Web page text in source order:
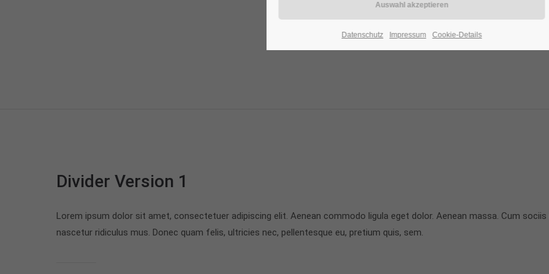
Divider Version 1
Lorem ipsum dolor sit amet, consectetuer adipiscing elit. Aenean commodo ligula eget dolor. Aenean massa. Cum
nascetur ridiculus mus. Donec quam felis, ultricies nec, pellentesque eu, pretium quis, sem.
Datenschutz Impressum Cookie-Details